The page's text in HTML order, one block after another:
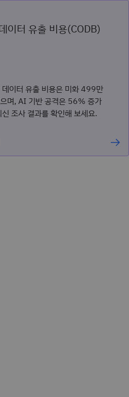
이터 유출 비용(CODB)
데이터 유출 비용은 미화 499만
며, AI 기반 공격은 56% 증가
조사 결과를 확인해 보세요.